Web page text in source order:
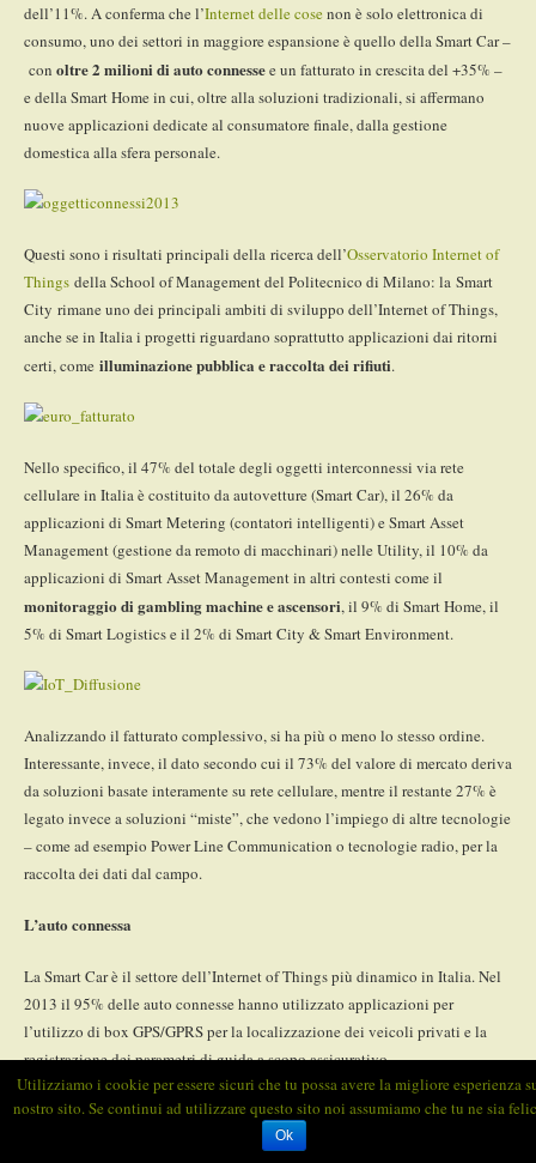
dell’11%. A conferma che l’Internet delle cosenon è solo elettronica di
consumo, uno dei settori in maggiore espansione è quello della Smart Car –
con oltre 2 milioni di auto connessee un fatturato in crescita del +35% –
e della Smart Home in cui, oltre alla soluzioni tradizionali, si affermano
nuove applicazioni dedicate al consumatore finale, dalla gestione
domestica alla sfera personale.
Questi sono i risultati principali della ricerca dell’Osservatorio Internet of
Thingsdella School of Management del Politecnico di Milano: la Smart
City rimane uno dei principali ambiti di sviluppo dell’Internet of Things,
anche se in Italia i progetti riguardano soprattutto applicazioni dai ritorni
certi, come illuminazione pubblica e raccolta dei rifiuti.
Nello specifico, il 47% del totale degli oggetti interconnessi via rete
cellulare in Italia è costituito da autovetture (Smart Car), il 26% da
applicazioni di Smart Metering (contatori intelligenti) e Smart Asset
Management (gestione da remoto di macchinari) nelle Utility, il 10% da
applicazioni di Smart Asset Management in altri contesti come il
monitoraggio di gambling machine e ascensori, il 9% di Smart Home, il
5% di Smart Logistics e il 2% di Smart City & Smart Environment.
Analizzando il fatturato complessivo, si ha più o meno lo stesso ordine.
Interessante, invece, il dato secondo cui il 73% del valore di mercato deriva
da soluzioni basate interamente su rete cellulare, mentre il restante 27% è
legato invece a soluzioni “miste”, che vedono l’impiego di altre tecnologie
– come ad esempio Power Line Communication o tecnologie radio, per la
raccolta dei dati dal campo.
L’auto connessa
La Smart Car è il settore dell’Internet of Things più dinamico in Italia. Nel
2013 il 95% delle auto connesse hanno utilizzato applicazioni per
l’utilizzo di box GPS/GPRS per la localizzazione dei veicoli privati e la
registrazione dei parametri di guida a scopo assicurativo.
E in futuro saranno sempre di più i veicoli con SIM cellulare a bordo: si
stima che nel 2016 le macchine connesse in Italia rappresenteranno circa il
Utilizziamo i cookie per essere sicuri che tu possa avere la migliore esperienza
nostro sito. Se continui ad utilizzare questo sito noi assumiamo che tu ne sia
Ok